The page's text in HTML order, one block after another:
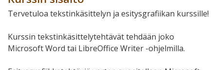
Tervetuloa tekstinkäsittelyn ja esitysgrafiikan kurssille!
Kurssin tekstinkäsittelytehtävät tehdään joko
Microsoft Word tai LibreOffice Writer -ohjelmilla.